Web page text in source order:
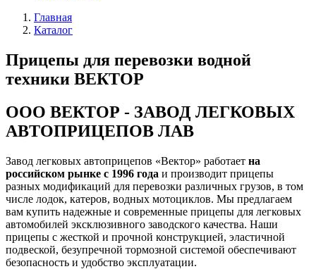
Главная
Каталог
Прицепы для перевозки водной
техники ВЕКТОР
ООО ВЕКТОР - ЗАВОД ЛЕГКОВЫХ
АВТОПРИЦЕПОВ ЛАВ
Завод легковых автоприцепов «Вектор» работает на
российском рынке с 1996 года и производит прицепы
разных модификаций для перевозки различных грузов, в том
числе лодок, катеров, водных мотоциклов. Мы предлагаем
вам купить надежные и современные прицепы для легковых
автомобилей эксклюзивного заводского качества. Наши
прицепы с жесткой и прочной конструкцией, эластичной
подвеской, безупречной тормозной системой обеспечивают
безопасность и удобство эксплуатации.